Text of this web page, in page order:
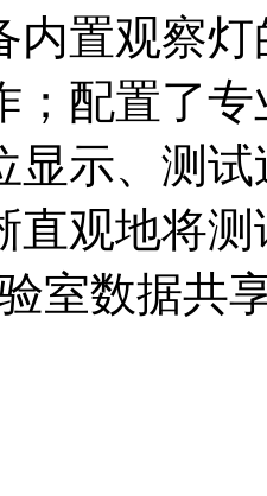
内置观察
；配置了
显示、测
直观地将
室数据共